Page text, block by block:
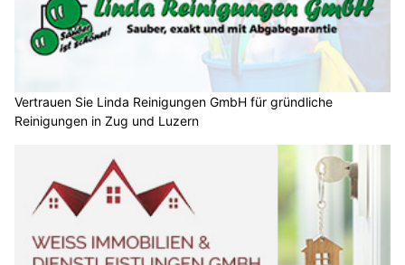
Vertrauen Sie Linda Reinigungen GmbH für gründliche
Sanierungsarbeiten und Rückbauten mit Weiss Immobilien &